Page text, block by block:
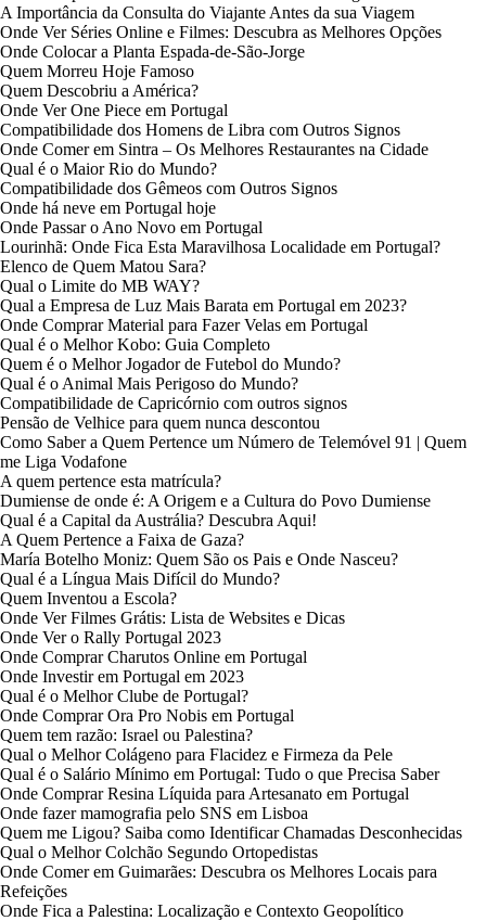
A Importância da Consulta do Viajante Antes da sua Viagem
Onde Ver Séries Online e Filmes: Descubra as Melhores Opções
Onde Colocar a Planta Espada-de-São-Jorge
Quem Morreu Hoje Famoso
Quem Descobriu a América?
Onde Ver One Piece em Portugal
Compatibilidade dos Homens de Libra com Outros Signos
Onde Comer em Sintra – Os Melhores Restaurantes na Cidade
Qual é o Maior Rio do Mundo?
Compatibilidade dos Gêmeos com Outros Signos
Onde há neve em Portugal hoje
Onde Passar o Ano Novo em Portugal
Lourinhã: Onde Fica Esta Maravilhosa Localidade em Portugal?
Elenco de Quem Matou Sara?
Qual o Limite do MB WAY?
Qual a Empresa de Luz Mais Barata em Portugal em 2023?
Onde Comprar Material para Fazer Velas em Portugal
Qual é o Melhor Kobo: Guia Completo
Quem é o Melhor Jogador de Futebol do Mundo?
Qual é o Animal Mais Perigoso do Mundo?
Compatibilidade de Capricórnio com outros signos
Pensão de Velhice para quem nunca descontou
Como Saber a Quem Pertence um Número de Telemóvel 91 | Quem
me Liga Vodafone
A quem pertence esta matrícula?
Dumiense de onde é: A Origem e a Cultura do Povo Dumiense
Qual é a Capital da Austrália? Descubra Aqui!
A Quem Pertence a Faixa de Gaza?
María Botelho Moniz: Quem São os Pais e Onde Nasceu?
Qual é a Língua Mais Difícil do Mundo?
Quem Inventou a Escola?
Onde Ver Filmes Grátis: Lista de Websites e Dicas
Onde Ver o Rally Portugal 2023
Onde Comprar Charutos Online em Portugal
Onde Investir em Portugal em 2023
Qual é o Melhor Clube de Portugal?
Onde Comprar Ora Pro Nobis em Portugal
Quem tem razão: Israel ou Palestina?
Qual o Melhor Colágeno para Flacidez e Firmeza da Pele
Qual é o Salário Mínimo em Portugal: Tudo o que Precisa Saber
Onde Comprar Resina Líquida para Artesanato em Portugal
Onde fazer mamografia pelo SNS em Lisboa
Quem me Ligou? Saiba como Identificar Chamadas Desconhecidas
Qual o Melhor Colchão Segundo Ortopedistas
Onde Comer em Guimarães: Descubra os Melhores Locais para
Refeições
Onde Fica a Palestina: Localização e Contexto Geopolítico